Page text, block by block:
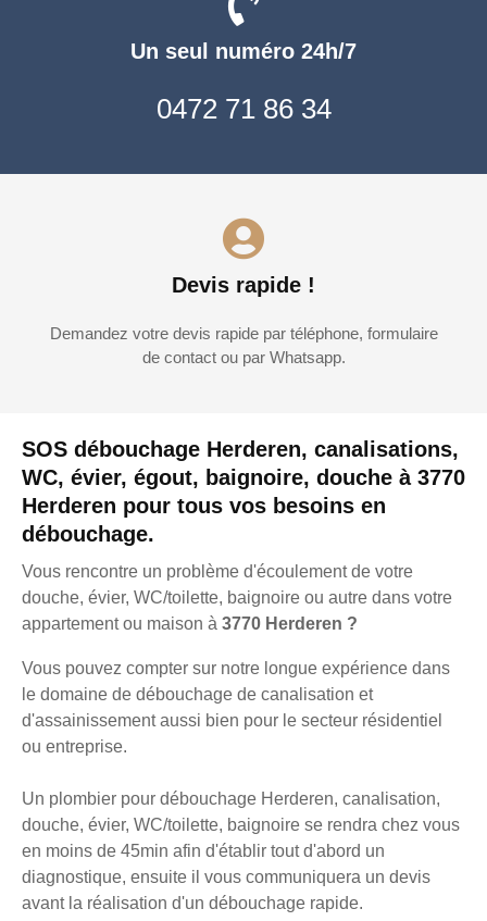
SOS débouchage Herderen, canalisations,
WC, évier, égout, baignoire, douche à 3770
Herderen pour tous vos besoins en
débouchage.
Vous rencontre un problème d'écoulement de votre
douche, évier, WC/toilette, baignoire ou autre dans votre
appartement ou maison à 3770 Herderen ?
Vous pouvez compter sur notre longue expérience dans
le domaine de débouchage de canalisation et
d'assainissement aussi bien pour le secteur résidentiel
ou entreprise.
Un plombier pour débouchage Herderen, canalisation,
douche, évier, WC/toilette, baignoire se rendra chez vous
en moins de 45min afin d'établir tout d'abord un
diagnostique, ensuite il vous communiquera un devis
avant la réalisation d'un débouchage rapide.
Un seul numéro 24h/7
0472 71 86 34
Devis rapide !
Demandez votre devis rapide par téléphone, formulaire
de contact ou par Whatsapp.